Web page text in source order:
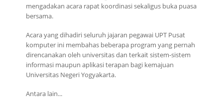
mengadakan acara rapat koordinasi sekaligus buka puasa
bersama.
Acara yang dihadiri seluruh jajaran pegawai UPT Pusat
komputer ini membahas beberapa program yang pernah
direncanakan oleh universitas dan terkait sistem-sistem
informasi maupun aplikasi terapan bagi kemajuan
Universitas Negeri Yogyakarta.
Antara lain...